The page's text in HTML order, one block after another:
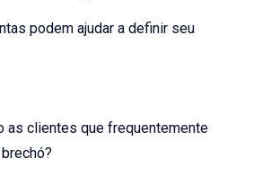
podem ajudar a definir seu
as clientes que frequentemente